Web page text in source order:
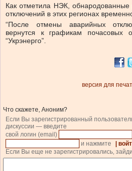
Как отметила НЭК,
отключений в этих регионах
“После отмены аварийных
вернутся к графикам почасовых
“Укрэнерго”.
версия для
Что скажете, Аноним?
Если Вы зарегистрированный
дискуссии — введите
свой логин (email)
и нажмите
|
Если Вы еще не зарегистрировались,